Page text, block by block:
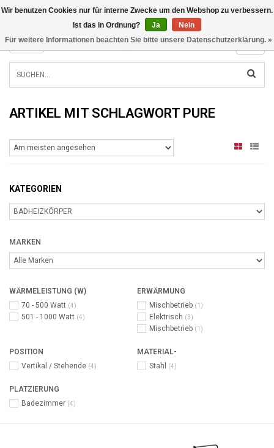
INFO@RADIATORS.SHOP
MENU
ARTIKEL MIT SCHLAGWORT PURE
KATEGORIEN
MARKEN
WÄRMELEISTUNG (W)
70 - 500 Watt (4)
501 - 1000 Watt (4)
ERWÄRMUNG
Mischbetrieb (1)
Elektrisch (3)
Mischbetrieb (1)
POSITION
Vertikal / Stehende (4)
MATERIAL-
Stahl
(4)
PLATZIERUNG
Badezimmer (4)
Wir benutzen Cookies nur für interne Zwecke um den Webshop zu verbessern.
Ist das in Ordnung?
Ja
Nein
Für weitere Informationen beachten Sie bitte unsere Datenschutzerklärung. »